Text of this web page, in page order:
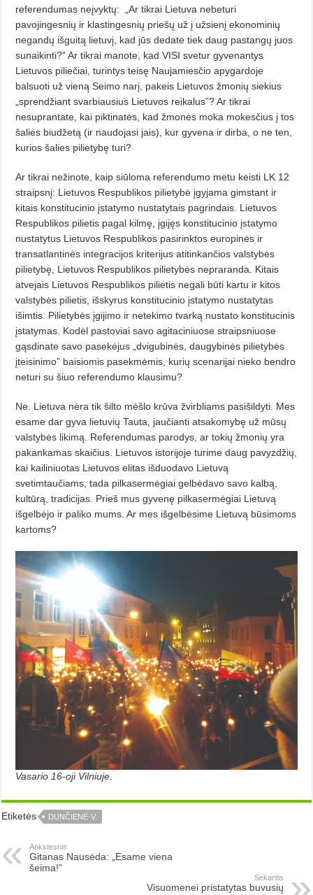
referendumas neįvyktų:
„Ar tikrai Lietuva nebeturi
pavojingesnių ir klastingesnių priešų už į užsienį ekonominių
negandų išguitą lietuvį, kad jūs dedate tiek daug pastangų juos
sunaikinti?” Ar tikrai manote, kad VISI svetur gyvenantys
Lietuvos piliečiai, turintys teisę Naujamiesčio apygardoje
balsuoti už vieną Seimo narį, pakeis Lietuvos žmonių siekius
„sprendžiant svarbiausius Lietuvos reikalus”? Ar tikrai
nesuprantate, kai piktinatės, kad žmonės moka mokesčius į tos
šalies biudžetą (ir naudojasi jais), kur gyvena ir dirba, o ne ten,
kurios šalies pilietybę turi?
Ar tikrai nežinote, kaip siūloma referendumo metu keisti LK 12
straipsnį: Lietuvos Respublikos pilietybė įgyjama gimstant ir
kitais konstitucinio įstatymo nustatytais pagrindais. Lietuvos
Respublikos pilietis pagal kilmę, įgijęs konstitucinio įstatymo
nustatytus Lietuvos Respublikos pasirinktos europinės ir
transatlantinės integracijos kriterijus atitinkančios valstybės
pilietybę, Lietuvos Respublikos pilietybės nepraranda. Kitais
atvejais Lietuvos Respublikos pilietis negali būti kartu ir kitos
valstybės pilietis, išskyrus konstitucinio įstatymo nustatytas
išimtis. Pilietybės įgijimo ir netekimo tvarką nustato konstitucinis
įstatymas. Kodėl pastoviai savo agitaciniuose straipsniuose
gąsdinate savo pasekėjus „dvigubinės, daugybinės pilietybės
įteisinimo” baisiomis pasekmėmis, kurių scenarijai nieko bendro
neturi su šiuo referendumo klausimu?
Ne. Lietuva nėra tik šilto mėšlo krūva žvirbliams pasišildyti. Mes
esame dar gyva lietuvių Tauta, jaučianti atsakomybę už mūsų
valstybės likimą. Referendumas parodys, ar tokių žmonių yra
pakankamas skaičius. Lietuvos istorijoje turime daug pavyzdžių,
kai kailiniuotas Lietuvos elitas išduodavo Lietuvą
svetimtaučiams, tada pilkasermėgiai gelbėdavo savo kalbą,
kultūrą, tradicijas. Prieš mus gyvenę pilkasermėgiai Lietuvą
išgelbėjo ir paliko mums. Ar mes išgelbėsime Lietuvą būsimoms
kartoms?
Vasario 16-oji Vilniuje.
Etiketės DUNČIENĖ-V.
Ankstesnis
Gitanas Nausėda: „Esame viena
šeima!”
Sekantis
Visuomenei pristatytas buvusių